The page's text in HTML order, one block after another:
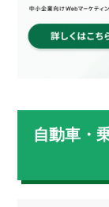
自動車・